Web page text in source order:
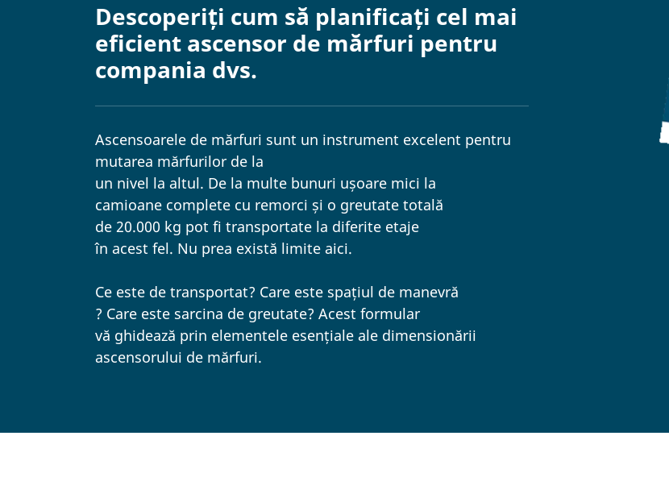
Descoperiți cum să planificați cel mai
eficient ascensor de mărfuri pentru
compania dvs.
Ascensoarele de mărfuri sunt un instrument excelent pentru
mutarea mărfurilor de la
un nivel la altul. De la multe bunuri ușoare mici la
camioane complete cu remorci și o greutate totală
de 20.000 kg pot fi transportate la diferite etaje
în acest fel. Nu prea există limite aici.
Ce este de transportat? Care este spațiul de manevră
? Care este sarcina de greutate? Acest formular
vă ghidează prin elementele esențiale ale dimensionării
ascensorului de mărfuri.